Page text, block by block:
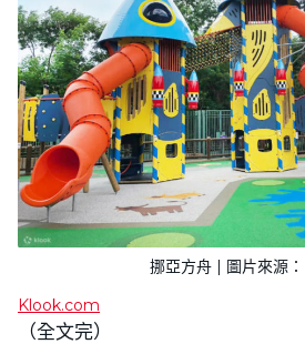
挪亞方舟 | 圖片來源
Klook.com
（全文完）